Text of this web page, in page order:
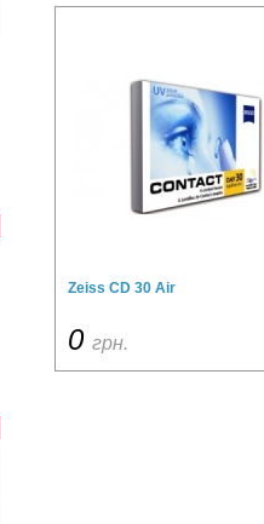
Zeiss CD 30 Air
0 грн.